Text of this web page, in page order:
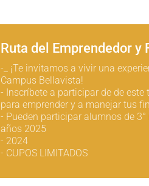
Ruta del Emprendedor y
-_ ¡Te invitamos a vivir una
Campus Bellavista!
- Inscríbete a participar de de este
para emprender y a manejar tus
- Pueden participar alumnos de
años 2025
- 2024
- CUPOS LIMITADOS